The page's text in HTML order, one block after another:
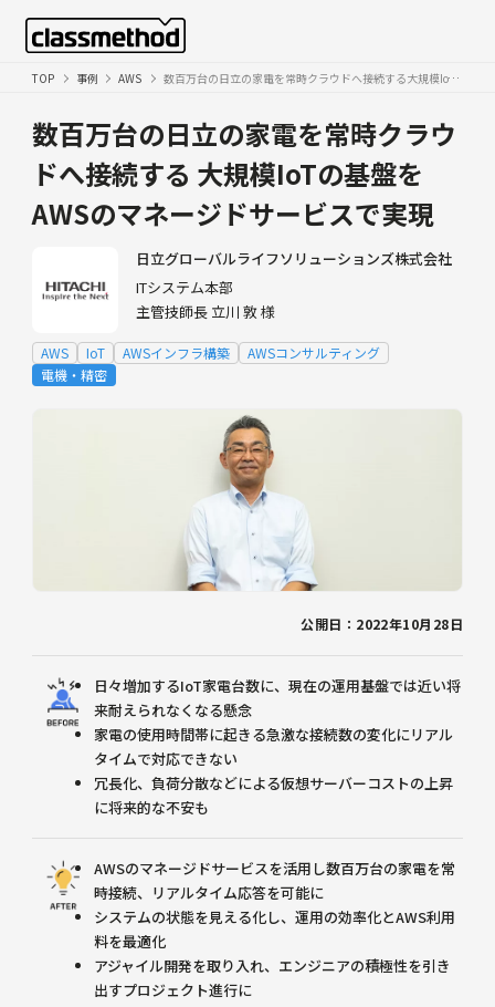
TOP 事例 AWS 数百万台の日立の家電を常時クラウドへ接続する大規模IoTの基盤をAWSのマネージドサービスで実現
数百万台の日立の家電を常時クラウ
ドへ接続する 大規模IoTの基盤を
AWSのマネージドサービスで実現
日立グローバルライフソリューションズ株式会社
ITシステム本部
主管技師長 立川 敦 様
AWS IoT AWSインフラ構築
AWSコンサルティング
電機・精密
公開日：2022年10月28日
日々増加するIoT家電台数に、現在の運用基盤では近い将
来耐えられなくなる懸念
家電の使用時間帯に起きる急激な接続数の変化にリアル
タイムで対応できない
冗長化、負荷分散などによる仮想サーバーコストの上昇
に将来的な不安も
AWSのマネージドサービスを活用し数百万台の家電を常
時接続、リアルタイム応答を可能に
システムの状態を見える化し、運用の効率化とAWS利用
料を最適化
アジャイル開発を取り入れ、エンジニアの積極性を引き
出すプロジェクト進行に